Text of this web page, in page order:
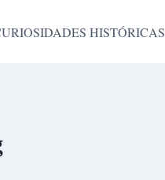
HISTÓRICAS